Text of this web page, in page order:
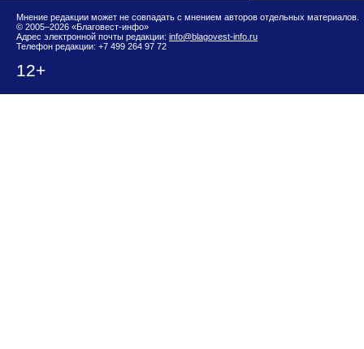
Мнение редакции может не совпадать с мнением авторов отдельных материалов.
© 2005–2026 «Благовест-инфо»
Адрес электронной почты редакции: info@blagovest-info.ru
Телефон редакции: +7 499 264 97 72
12+